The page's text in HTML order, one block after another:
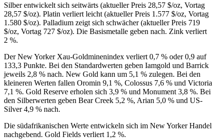
Silber entwickelt sich seitwärts (aktueller Preis 28,57 $/oz, Vortag
28,57 $/oz). Platin verliert leicht (aktueller Preis 1.577 $/oz, Vortag
1.580 $/oz). Palladium zeigt sich schwächer (aktueller Preis 719
$/oz, Vortag 727 $/oz). Die Basismetalle geben nach. Zink verliert
2 %.
Der New Yorker Xau-Goldminenindex verliert 0,7 % oder 0,9 auf
133,3 Punkte. Bei den Standardwerten geben Iamgold und Barrick
jeweils 2,8 % nach. New Gold kann um 5,1 % zulegen. Bei den
kleineren Werten fallen Oromin 9,1 %, Colossus 7,6 % und Victoria
7,1 %. Gold Reserve erholen sich 3,9 % und Monument 3,8 %. Bei
den Silberwerten geben Bear Creek 5,2 %, Arian 5,0 % und US-
Silver 4,9 % nach.
Die südafrikanischen Werte entwickeln sich im New Yorker Handel
nachgebend. Gold Fields verliert 1,2 %.